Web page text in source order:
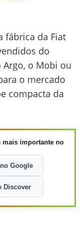
fábrica da Fiat
do
o Mobi ou
o mercado
compacta da
mais importante no
Google
Discover